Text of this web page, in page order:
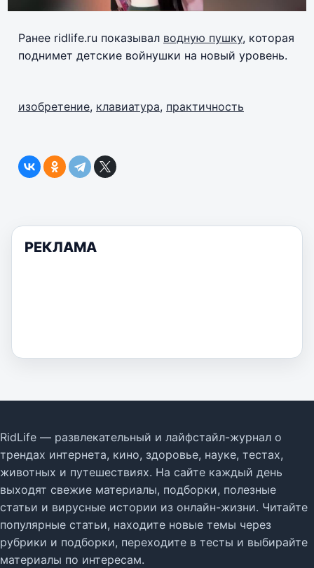
Ранее ridlife.ru показывал водную пушку, которая
поднимет детские войнушки на новый уровень.
изобретение, клавиатура, практичность
РЕКЛАМА
RidLife — развлекательный и лайфстайл-журнал о
трендах интернета, кино, здоровье, науке, тестах,
животных и путешествиях. На сайте каждый день
выходят свежие материалы, подборки, полезные
статьи и вирусные истории из онлайн-жизни. Читайте
популярные статьи, находите новые темы через
рубрики и подборки, переходите в тесты и выбирайте
материалы по интересам.